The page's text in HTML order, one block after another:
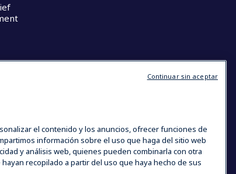
el contenido y los anuncios, ofrecer funciones de
información sobre el uso que haga del sitio web
y análisis web, quienes pueden combinarla con otra
recopilado a partir del uso que haya hecho de sus
Continuar sin aceptar